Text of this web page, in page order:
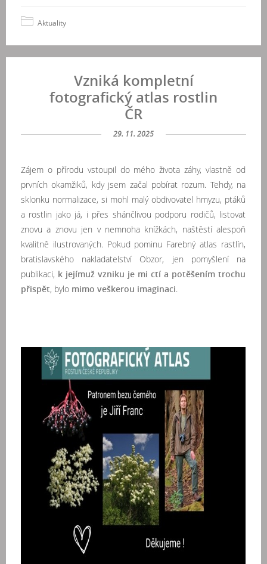
Aktuality
Vzniká kompletní
fotografický atlas rostlin
ČR
29. 11. 2025
Zájem o přírodu vstoupil do mého života záhy, vlastně od
prvních okamžiků, kdy jsem začal pobírat rozum. Tehdy, na
sklonku normalizace, si mohl malý obdivovatel hmyzu, ptáků
a rostlin jako já, i přes shánčlivou podporu rodičů, listovat
znovu a znovu jen v nemnoha knížkách, naštěstí alespoň
kvalitně ilustrovaných. Pokud pominu Farebný atlas rastlín,
bratislavského nakladatelství Obzor, jen pomyšlení na
publikaci, k jejímuž vzniku je mi ctí a potěšením trochu
přispět, bylo mimo veškerou imaginaci.